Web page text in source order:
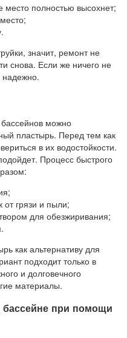
место полностью высохнет;
значит, ремонт не
снова. Если же ничего не
надежно.
можно
пластырь. Перед тем как
в их водостойкости.
Процесс быстрого
от грязи и пыли;
для обезжиривания;
как альтернативу для
подходит только в
и долговечного
материалы.
бассейне при помощи